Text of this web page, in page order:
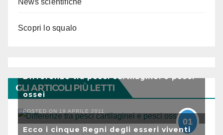
Scopri lo squalo
GLI ARTICOLI PIÙ LETTI
Differenze tra pesci cartilaginei e pesci
ossei
POSTED ON 19 APRILE 2011
01
Ecco i cinque Regni degli esseri viventi